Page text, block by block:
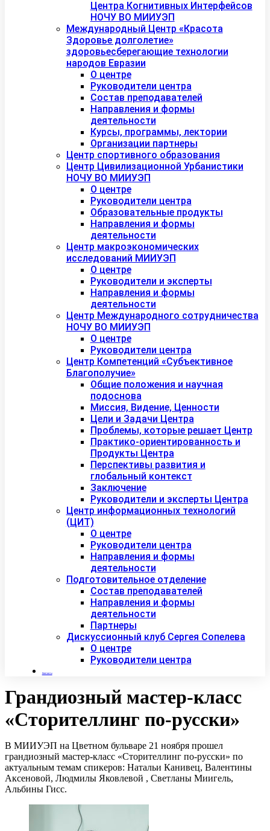
Центра Когнитивных Интерфейсов
НОЧУ ВО МИИУЭП
Международный Центр «Красота
Здоровье долголетие»
здоровьесберегающие технологии
народов Евразии
О центре
Руководители центра
Состав преподавателей
Направления и формы
деятельности
Курсы, программы, лектории
Организации партнеры
Центр спортивного образования
Центр Цивилизационной Урбанистики
НОЧУ ВО МИИУЭП
О центре
Руководители центра
Образовательные продукты
Направления и формы
деятельности
Центр макроэкономических
исследований МИИУЭП
О центре
Руководители и эксперты
Направления и формы
деятельности
Центр Международного сотрудничества
НОЧУ ВО МИИУЭП
О центре
Руководители центра
Центр Компетенций «Субъективное
Благополучие»
Общие положения и научная
подоснова
Миссия, Видение, Ценности
Цели и Задачи Центра
Проблемы, которые решает Центр
Практико-ориентированность и
Продукты Центра
Перспективы развития и
глобальный контекст
Заключение
Руководители и эксперты Центра
Центр информационных технологий
(ЦИТ)
О центре
Руководители центра
Направления и формы
деятельности
Подготовительное отделение
Состав преподавателей
Направления и формы
деятельности
Партнеры
Дискуссионный клуб Сергея Сопелева
О центре
Руководители центра
Контакты
Грандиозный мастер-класс
«Сторителлинг по-русски»
В МИИУЭП на Цветном бульваре 21 ноября прошел
грандиозный мастер-класс «Сторителлинг по-русски» по
актуальным темам спикеров: Натальи Канивец, Валентины
Аксеновой, Людмилы Яковлевой , Светланы Миигель,
Альбины Гисс.